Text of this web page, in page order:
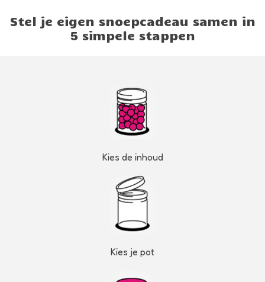
Stel je eigen snoepcadeau samen in
5 simpele stappen
Kies de inhoud
Kies je pot